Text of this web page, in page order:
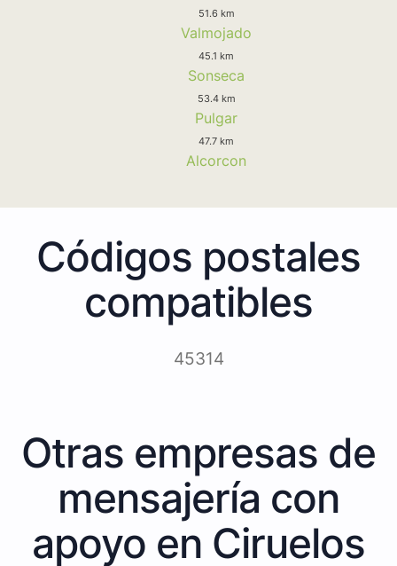
51.6 km
Valmojado
45.1 km
Sonseca
53.4 km
Pulgar
47.7 km
Alcorcon
Códigos postales
compatibles
45314
Otras empresas de
mensajería con
apoyo en Ciruelos